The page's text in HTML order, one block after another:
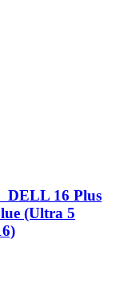
DELL 16 Plus
(Ultra 5